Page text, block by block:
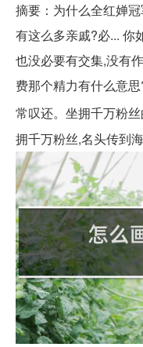
摘要：为什么全红婵
有这么多亲戚?必... 你
也没必要有交集,没有
费那个精力有什么意
常叹还。坐拥千万粉
拥千万粉丝,名头传到